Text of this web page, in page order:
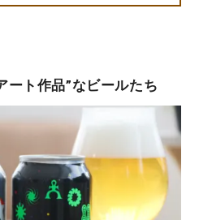
ート作品”なビールたち